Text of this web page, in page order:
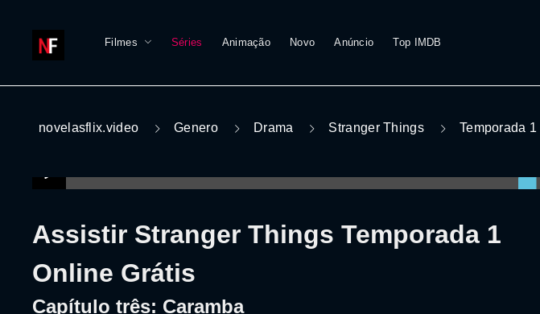
Filmes Séries Animação Novo Anúncio Top IMDB
novelasflix.video Genero Drama Stranger Things Temporada 1
Assistir Stranger Things Temporada 1
Online Grátis
Capítulo três: Caramba